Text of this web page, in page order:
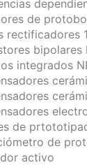
de
rectificadores
bipolares
integrados
de
de
activo